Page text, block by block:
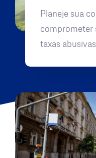
Planeje sua
comprometer
taxas